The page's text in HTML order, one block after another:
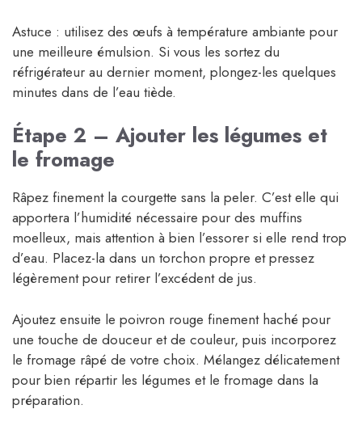
Astuce : utilisez des œufs à température ambiante pour
une meilleure émulsion. Si vous les sortez du
réfrigérateur au dernier moment, plongez-les quelques
minutes dans de l’eau tiède.
Étape 2 – Ajouter les légumes et
le fromage
Râpez finement la courgette sans la peler. C’est elle qui
apportera l’humidité nécessaire pour des muffins
moelleux, mais attention à bien l’essorer si elle rend trop
d’eau. Placez-la dans un torchon propre et pressez
légèrement pour retirer l’excédent de jus.
Ajoutez ensuite le poivron rouge finement haché pour
une touche de douceur et de couleur, puis incorporez
le fromage râpé de votre choix. Mélangez délicatement
pour bien répartir les légumes et le fromage dans la
préparation.